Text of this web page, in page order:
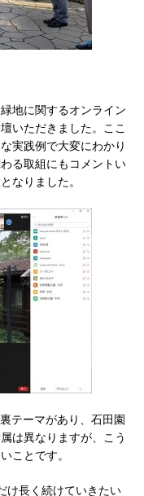
地に関するオンライン
いただきました。ここ
実践例で大変にわかり
る取組にもコメントい
なりました。
テーマがあり、石田園
は異なりますが、こう
ことです。
け長く続けていきたい